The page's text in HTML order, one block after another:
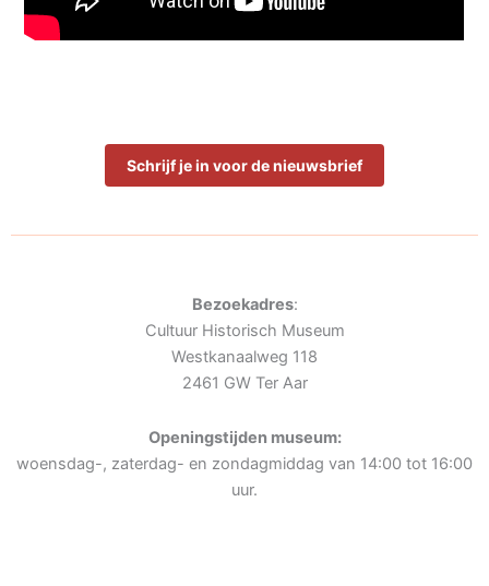
Schrijf je in voor de nieuwsbrief
Bezoekadres:
Cultuur Historisch Museum
Westkanaalweg 118
2461 GW Ter Aar
Openingstijden museum:
woensdag-, zaterdag- en zondagmiddag van 14:00 tot 16:00
uur.